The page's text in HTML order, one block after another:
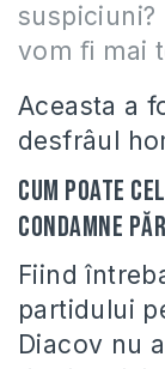
suspiciuni?
vom ﬁ mai
Aceasta a
desfrâul
Cum poate
condamne
Fiind
partidului
Diacov nu